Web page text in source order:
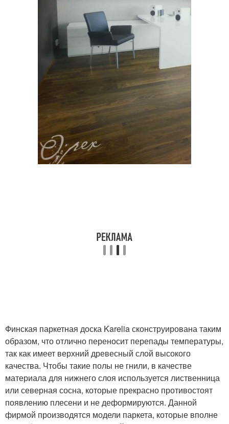
Финская паркетная доска Karelia сконструирована таким
образом, что отлично переносит перепады температуры,
так как имеет верхний древесный слой высокого
качества. Чтобы такие полы не гнили, в качестве
материала для нижнего слоя используется лиственница
или северная сосна, которые прекрасно противостоят
появлению плесени и не деформируются. Данной
фирмой производятся модели паркета, которые вполне